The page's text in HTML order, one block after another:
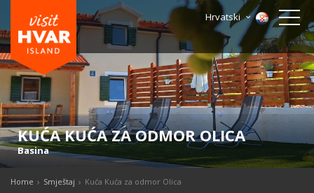
Hrvatski
KUĆA KUĆA ZA ODMOR OLICA
Basina
Home Smještaj Kuća Kuća za odmor Olica